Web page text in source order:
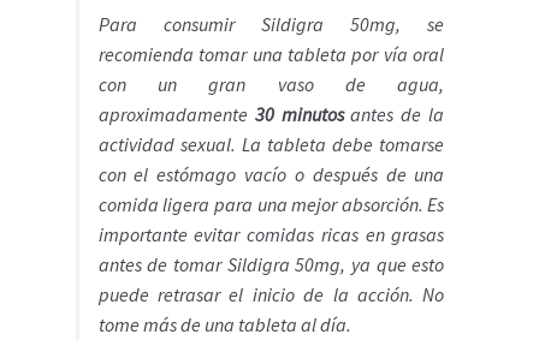
Para consumir Sildigra 50mg, se
recomienda tomar una tableta por vía oral
con un gran vaso de agua,
aproximadamente 30 minutosantes de la
actividad sexual. La tableta debe tomarse
con el estómago vacío o después de una
comida ligera para una mejor absorción. Es
importante evitar comidas ricas en grasas
antes de tomar Sildigra 50mg, ya que esto
puede retrasar el inicio de la acción. No
tome más de una tableta al día.